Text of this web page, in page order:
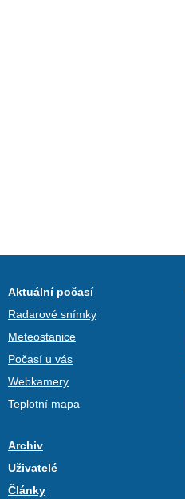
Aktuální počasí
Radarové snímky
Meteostanice
Počasí u vás
Webkamery
Teplotní mapa
Archiv
Uživatelé
Články